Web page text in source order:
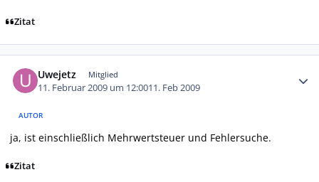
Zitat
Uwejetz Mitglied
11. Februar 2009 um 12:0011. Feb 2009
AUTOR
ja, ist einschließlich Mehrwertsteuer und Fehlersuche.
Zitat